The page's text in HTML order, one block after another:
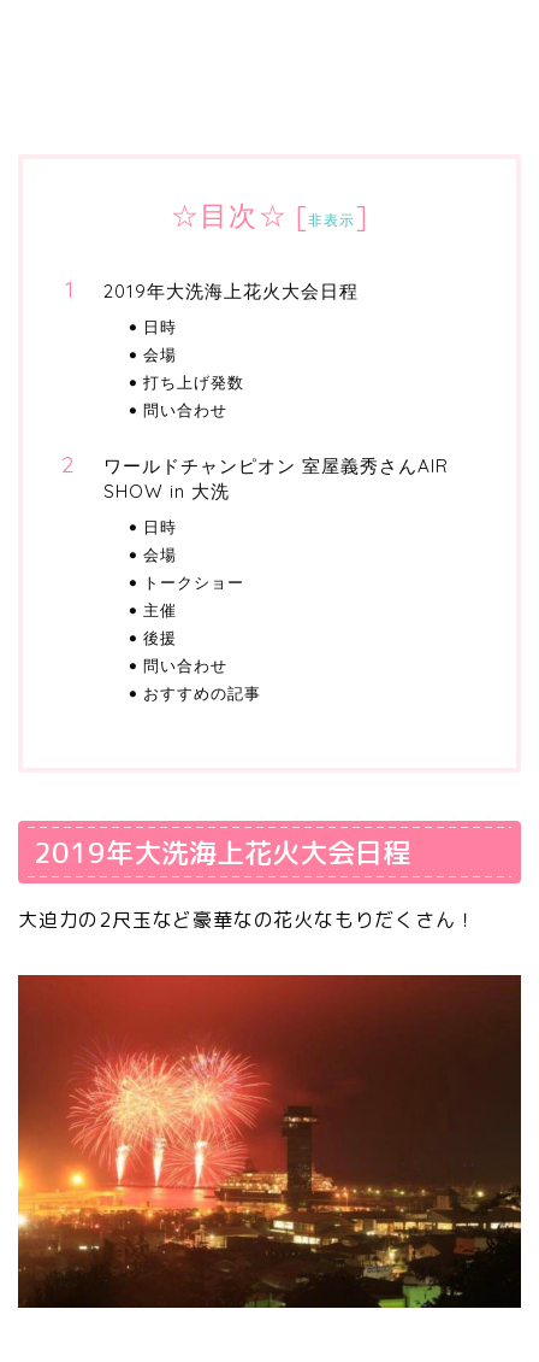
☆目次☆ [非表示]
2019年大洗海上花火大会日程
日時
会場
打ち上げ発数
問い合わせ
ワールドチャンピオン 室屋義秀さんAIR
SHOW in 大洗
日時
会場
トークショー
主催
後援
問い合わせ
おすすめの記事
2019年大洗海上花火大会日程
大迫力の2尺玉など豪華なの花火なもりだくさん！